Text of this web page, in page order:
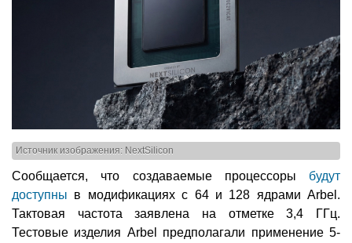
Источник изображения: NextSilicon
Сообщается, что создаваемые процессоры будут
доступны в модификациях с 64 и 128 ядрами Arbel.
Тактовая частота заявлена на отметке 3,4 ГГц.
Тестовые изделия Arbel предполагали применение 5-